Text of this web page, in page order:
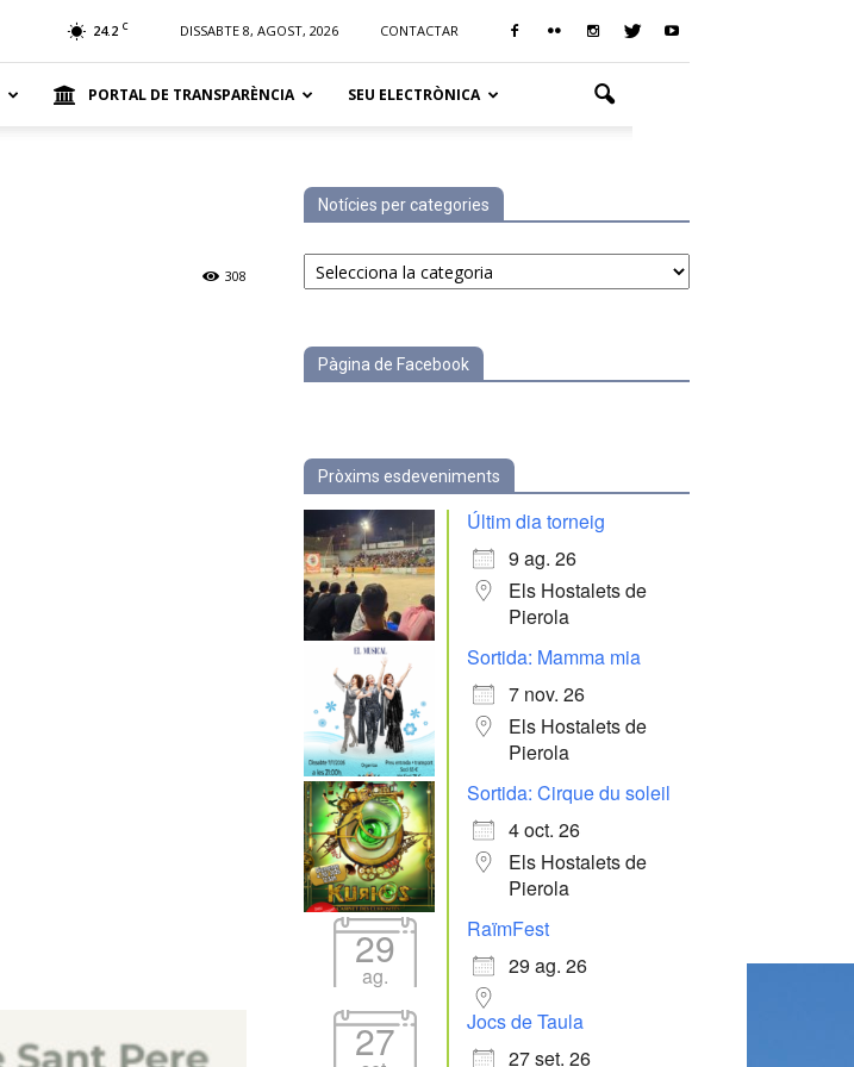
24.2 C DISSABTE 8, AGOST, 2026 CONTACTAR
PORTAL DE TRANSPARÈNCIA SEU ELECTRÒNICA
308
Notícies per categories
Notícies
per
Pàgina de Facebook
Pròxims esdeveniments
Últim dia torneig
9 ag. 26
Els Hostalets de
Pierola
Sortida: Mamma mia
7 nov. 26
Els Hostalets de
Pierola
Sortida: Cirque du soleil
4 oct. 26
Els Hostalets de
Pierola
29
ag.
RaïmFest
29 ag. 26
27
Jocs de Taula
27 set. 26